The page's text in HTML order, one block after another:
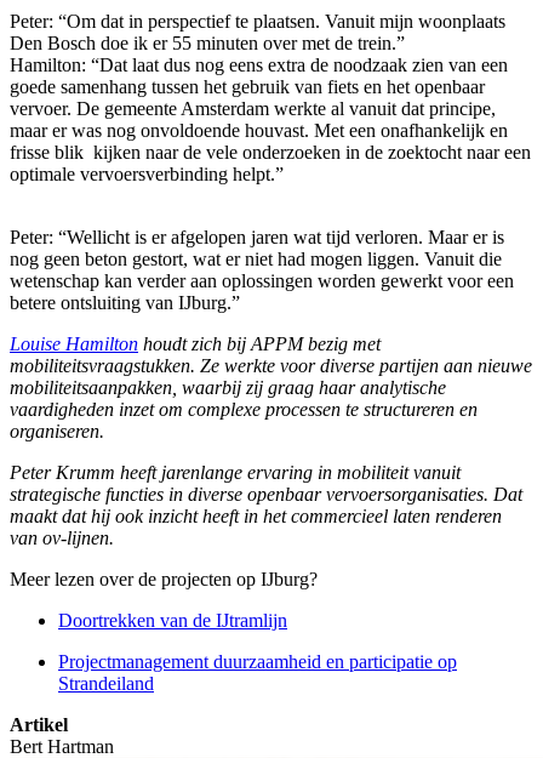
Peter: “Om dat in perspectief te plaatsen. Vanuit mijn woonplaats
Den Bosch doe ik er 55 minuten over met de trein.”
Hamilton: “Dat laat dus nog eens extra de noodzaak zien van een
goede samenhang tussen het gebruik van fiets en het openbaar
vervoer. De gemeente Amsterdam werkte al vanuit dat principe,
maar er was nog onvoldoende houvast. Met een onafhankelijk en
frisse blik kijken naar de vele onderzoeken in de zoektocht naar een
optimale vervoersverbinding helpt.”
Peter: “Wellicht is er afgelopen jaren wat tijd verloren. Maar er is
nog geen beton gestort, wat er niet had mogen liggen. Vanuit die
wetenschap kan verder aan oplossingen worden gewerkt voor een
betere ontsluiting van IJburg.”
Louise Hamilton houdt zich bij APPM bezig met
mobiliteitsvraagstukken. Ze werkte voor diverse partijen aan nieuwe
mobiliteitsaanpakken, waarbij zij graag haar analytische
vaardigheden inzet om complexe processen te structureren en
organiseren.
Peter Krumm heeft jarenlange ervaring in mobiliteit vanuit
strategische functies in diverse openbaar vervoersorganisaties. Dat
maakt dat hij ook inzicht heeft in het commercieel laten renderen
van ov-lijnen.
Meer lezen over de projecten op IJburg?
Doortrekken van de IJtramlijn
Projectmanagement duurzaamheid en participatie op
Strandeiland
Artikel
Bert Hartman